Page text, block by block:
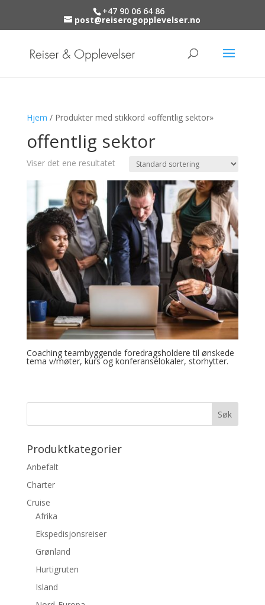
+47 90 06 64 86
post@reiserogopplevelser.no
Hjem / Produkter med stikkord «offentlig sektor»
offentlig sektor
Viser det ene resultatet
Coaching teambyggende foredragsholdere til ønskede
tema v/møter, kurs og konferanselokaler, storhytter.
Produktkategorier
Anbefalt
Charter
Cruise
Afrika
Ekspedisjonsreiser
Grønland
Hurtigruten
Island